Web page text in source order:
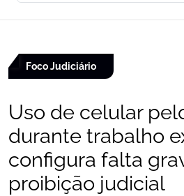
Foco Judiciário
Uso de celular
durante trabalho
configura falta
proibição judicial